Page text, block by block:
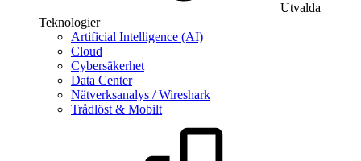
Utvalda
Teknologier
Artificial Intelligence (AI)
Cloud
Cybersäkerhet
Data Center
Nätverksanalys / Wireshark
Trådlöst & Mobilt